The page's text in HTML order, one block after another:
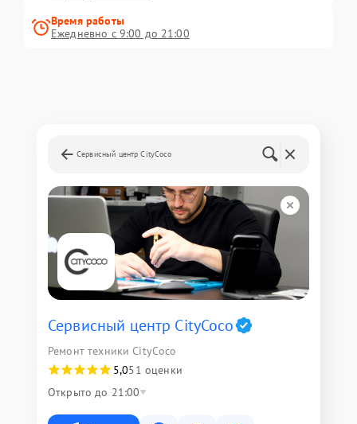
Время работы
Ежедневно с 9:00 до 21:00
Сервисный центр CityCoco
Сервисный центр CityCoco
Ремонт техники CityCoco
5,051 оценки
Открыто до 21:00